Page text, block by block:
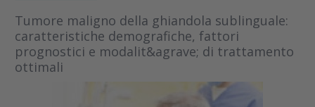
Tumore maligno della ghiandola sublinguale:
caratteristiche demografiche, fattori
prognostici e modalit&agrave; di trattamento
ottimali